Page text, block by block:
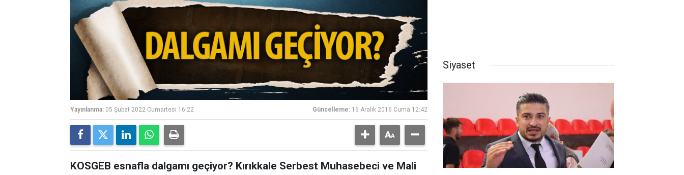
Yayınlanma: 05 Şubat 2022 Cumartesi 16:22 Güncelleme: 16 Aralık 2016 Cuma 12:42
KOSGEB esnafla dalgamı geçiyor? Kırıkkale Serbest Muhasebeci ve Mali
Siyaset